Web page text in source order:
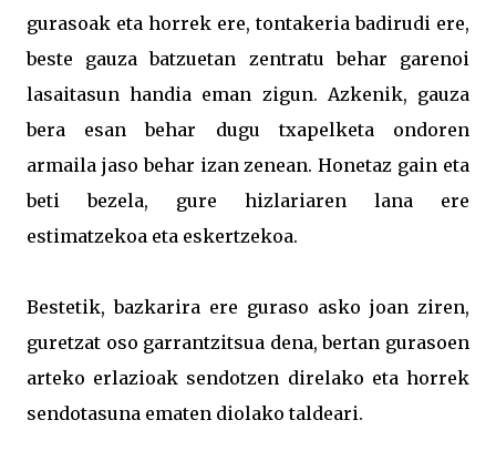
gurasoak eta horrek ere, tontakeria badirudi ere,
beste gauza batzuetan zentratu behar garenoi
lasaitasun handia eman zigun. Azkenik, gauza
bera esan behar dugu txapelketa ondoren
armaila jaso behar izan zenean. Honetaz gain eta
beti bezela, gure hizlariaren lana ere
estimatzekoa eta eskertzekoa.
Bestetik, bazkarira ere guraso asko joan ziren,
guretzat oso garrantzitsua dena, bertan gurasoen
arteko erlazioak sendotzen direlako eta horrek
sendotasuna ematen diolako taldeari.